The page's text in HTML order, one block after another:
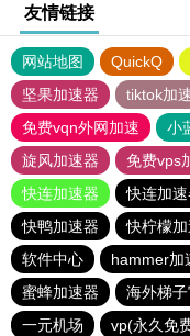
友情链接
网站地图 QuickQ
坚果加速器
tiktok加
免费vqn外网加速
小
旋风加速器
免费vps
快连加速器
快连加
快鸭加速器
快柠檬
软件中心
hammer加
蜜蜂加速器
海外梯
一元机场
vp(永久免